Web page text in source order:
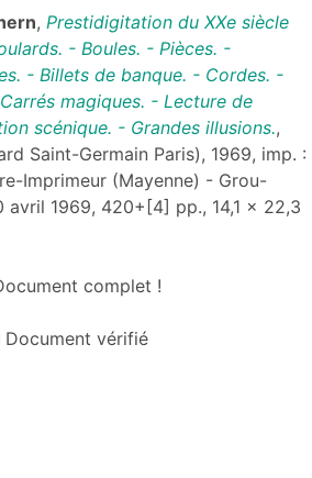
, Prestidigitation du XXe siècle
- Boules. - Pièces. -
- Billets de banque. - Cordes. -
magiques. - Lecture de
scénique. - Grandes illusions.,
Saint-Germain Paris), 1969, imp. :
Imprimeur (Mayenne) - Grou-
avril 1969, 420+[4] pp., 14,1 x 22,3
complet !
Document vérifié